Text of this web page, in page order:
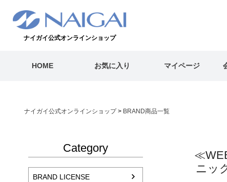
ナイガイ公式オンラインショップ
HOME お気に入り マイページ
ナイガイ公式オンラインショップ BRAND商品一覧
Category
BRAND LICENSE
ニッ